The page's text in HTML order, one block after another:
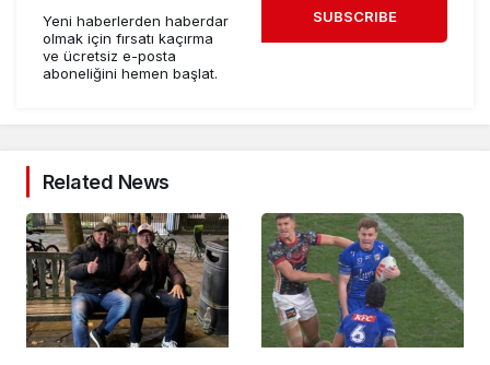
Yeni haberlerden haberdar
olmak için fırsatı kaçırma
ve ücretsiz e-posta
aboneliğini hemen başlat.
SUBSCRIBE
Related News